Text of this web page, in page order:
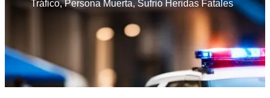
Tráfico,Persona Muerta,Sufrió Heridas Fatales